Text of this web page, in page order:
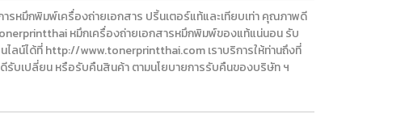
รหมึกพิมพ์เครื่องถ่ายเอกสาร ปริ้นเตอร์แท้และเทียบเท่า คุณภาพดี
หมึกเครื่องถ่ายเอกสารหมึกพิมพ์ของแท้แน่นอน รับ
ลน์ได้ที่ http://www.tonerprintthai.com เราบริการให้ท่านถึงที่
บเปลี่ยน หรือรับคืนสินค้า ตามนโยบายการรับคืนของบริษัท ฯ